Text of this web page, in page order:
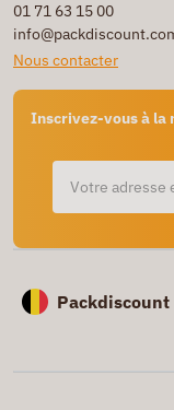
01 71 63 15 00
Nous contacter
Inscrivez-vous à la